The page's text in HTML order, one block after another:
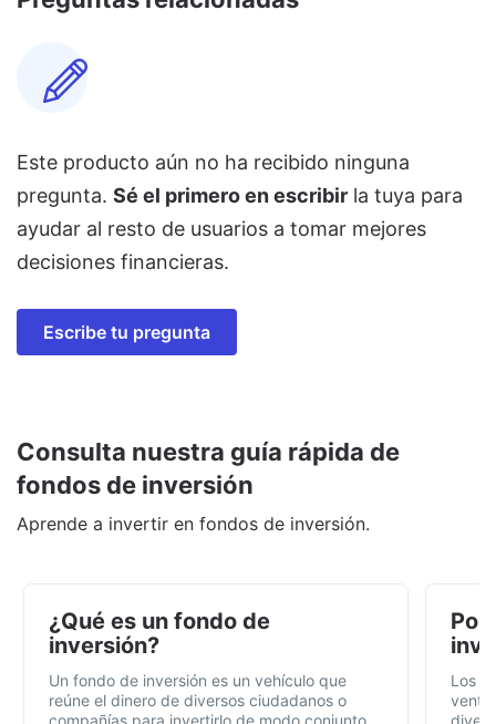
Este producto aún no ha recibido ninguna
pregunta. Sé el primero en escribir la tuya para
ayudar al resto de usuarios a tomar mejores
decisiones financieras.
Escribe tu pregunta
Consulta nuestra guía rápida de
fondos de inversión
Aprende a invertir en fondos de inversión.
¿Qué es un fondo de
inversión?
Un fondo de inversión es un vehículo que
reúne el dinero de diversos ciudadanos o
compañías para invertirlo de modo conjunto,
Por
Los